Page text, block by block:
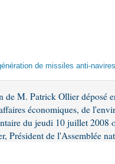
de missiles anti-
de M. Patrick Ollier déposé
économiques, de
du jeudi 10 juillet 2008
Président de l'Assemblée